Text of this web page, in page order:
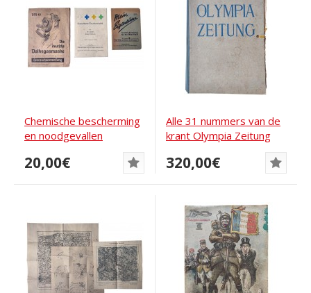
Chemische bescherming
en noodgevallen
20,00€
Alle 31 nummers van de
krant Olympia Zeitung
320,00€